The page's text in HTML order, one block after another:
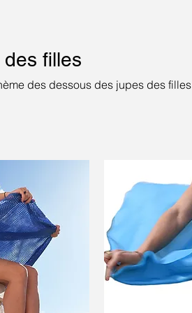
filles
des dessous des jupes des filles